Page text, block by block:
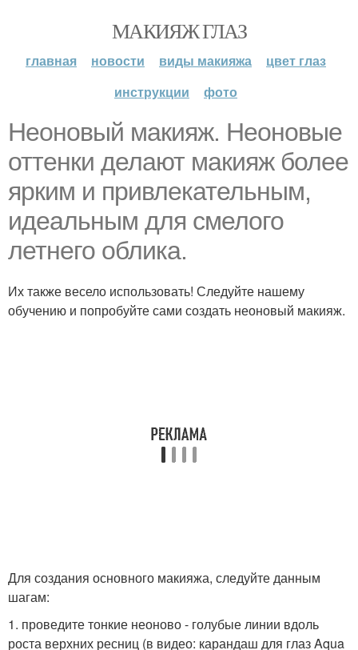
МАКИЯЖ ГЛАЗ
главная новости виды макияжа
цвет глаз
инструкции
фото
Неоновый макияж. Неоновые
оттенки делают макияж более
ярким и привлекательным,
идеальным для смелого
летнего облика.
Их также весело использовать! Следуйте нашему
обучению и попробуйте сами создать неоновый макияж.
Для создания основного макияжа, следуйте данным
шагам:
1. проведите тонкие неоново - голубые линии вдоль
роста верхних ресниц (в видео: карандаш для глаз Aqua